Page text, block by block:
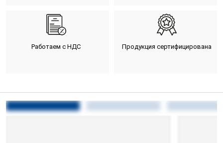
Работаем с НДС Продукция сертифицирована